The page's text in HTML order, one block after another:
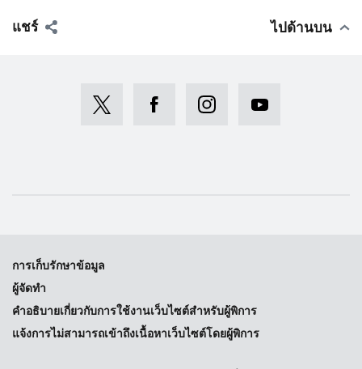
แชร์ ไปด้านบน
การเก็บรักษาข้อมูล
ผู้จัดทำ
คำอธิบายเกี่ยวกับการใช้งานเว็บไซต์สำหรับผู้พิการ
แจ้งการไม่สามารถเข้าถึงเนื้อหาเว็บไซต์โดยผู้พิการ